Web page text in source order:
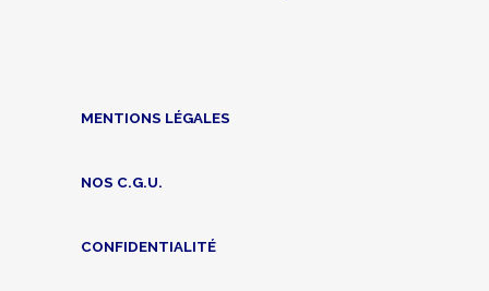
MENTIONS LÉGALES
NOS C.G.U.
CONFIDENTIALITÉ